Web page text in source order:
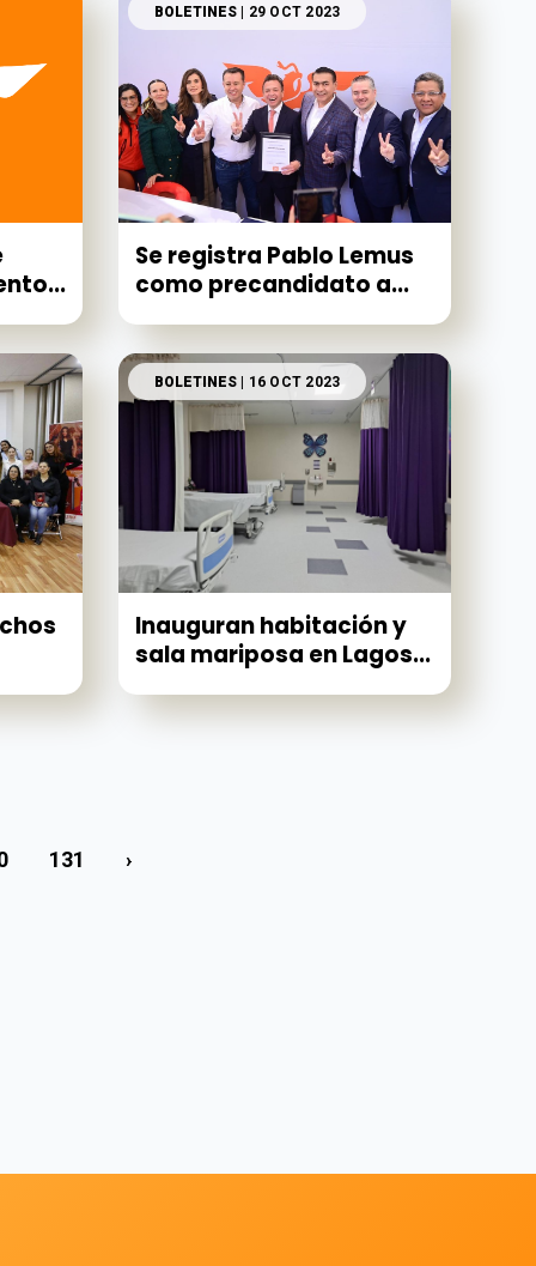
BOLETINES | 29 OCT 2023
Se registra Pablo Lemus
como precandidato a...
BOLETINES | 16 OCT 2023
Inauguran habitación y
sala mariposa en Lagos...
131 ›